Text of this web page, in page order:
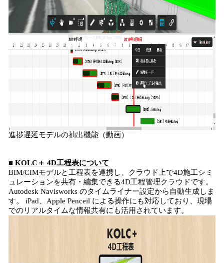
進捗遅延モデルの抽出機能（動画）
■ KOLC＋ 4D工程表について
BIM/CIMモデルと工程表を連携し、クラウド上で4D施工シミ
ュレーションを共有・編集できる4D工程管理クラウドです。
Autodesk Navisworks のタイムライナー設定から自動生成しま
す。 iPad、Apple Penceil による操作にも対応しており、現場
でのリアルタイムな情報共有にも活用されています。